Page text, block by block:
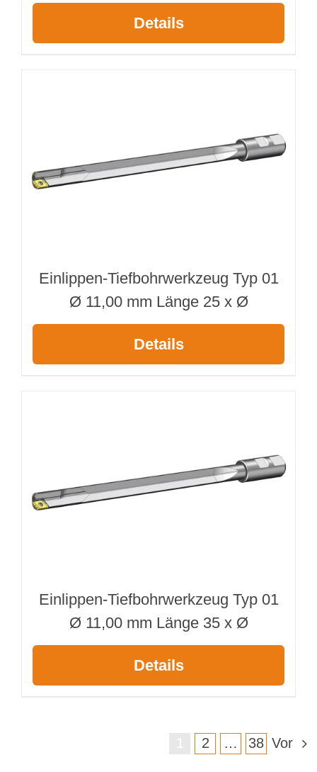
Details
Einlippen-Tiefbohrwerkzeug Typ 01
Ø 11,00 mm Länge 25 x Ø
Details
Einlippen-Tiefbohrwerkzeug Typ 01
Ø 11,00 mm Länge 35 x Ø
Details
2 … 38 Vor